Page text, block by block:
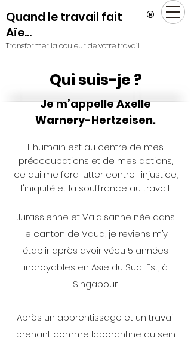
Quand le travail fait
Aïe...
Transformer la couleur de votre travail
®
Qui suis-je ?
Je m’appelle Axelle
Warnery-Hertzeisen.
L'humain est au centre de mes
préoccupations et de mes actions,
ce qui me fera lutter contre l'injustice,
l'iniquité et la souffrance au travail.
Jurassienne et Valaisanne née dans
le canton de Vaud, je reviens m’y
établir après avoir vécu 5 années
incroyables en Asie du Sud-Est, à
Singapour.
Après un apprentissage et un travail
prenant comme laborantine au sein